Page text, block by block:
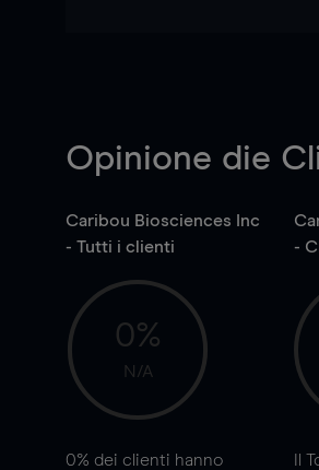
Opinione die
Caribou Biosciences Inc
- Tutti i clienti
0%
N/A
0% dei clienti hanno
-
Il